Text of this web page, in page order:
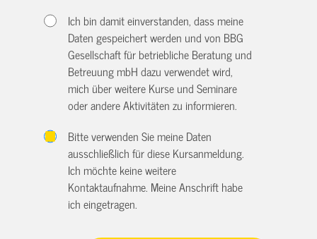
Ich bin damit einverstanden, dass meine
Daten gespeichert werden und von BBG
Gesellschaft für betriebliche Beratung und
Betreuung mbH dazu verwendet wird,
mich über weitere Kurse und Seminare
oder andere Aktivitäten zu informieren.
Bitte verwenden Sie meine Daten
ausschließlich für diese Kursanmeldung.
Ich möchte keine weitere
Kontaktaufnahme. Meine Anschrift habe
ich eingetragen.